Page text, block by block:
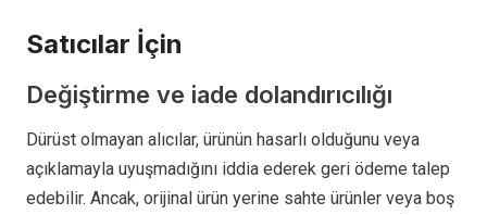
Satıcılar İçin
Değiştirme ve iade dolandırıcılığı
Dürüst olmayan alıcılar, ürünün hasarlı olduğunu veya
açıklamayla uyuşmadığını iddia ederek geri ödeme talep
edebilir. Ancak, orijinal ürün yerine sahte ürünler veya boş